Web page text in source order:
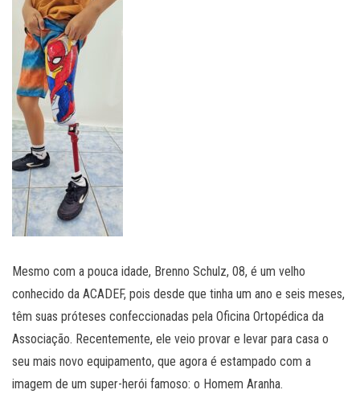
Mesmo com a pouca idade, Brenno Schulz, 08, é um velho
conhecido da ACADEF, pois desde que tinha um ano e seis meses,
têm suas próteses confeccionadas pela Oficina Ortopédica da
Associação. Recentemente, ele veio provar e levar para casa o
seu mais novo equipamento, que agora é estampado com a
imagem de um super-herói famoso: o Homem Aranha.